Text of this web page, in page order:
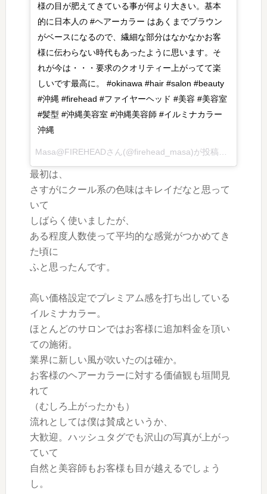
様の目が肥えてきている事が何より大きい。基本
的に日本人の #ヘアーカラー はあくまでブラウン
がベースになるので、繊細な部分はなかなかお客
様に伝わらない時代もあったように思います。そ
れが今は・・・要求のクオリティー上がってて楽
しいです最高に。 #okinawa #hair #salon #beauty
#沖縄 #firehead #ファイヤーヘッド #美容 #美容室
#髪型 #沖縄美容室 #沖縄美容師 #イルミナカラー
沖縄
最初は、
さすがにクール系の色味はキレイだなと思って
いて
しばらく使いましたが、
ある程度人数使って平均的な感覚がつかめてき
た頃に
ふと思ったんです。
高い価格設定でプレミアム感を打ち出している
イルミナカラー。
ほとんどのサロンではお客様に追加料金を頂い
ての施術。
業界に新しい風が吹いたのは確か。
お客様のヘアーカラーに対する価値観も垣間見
れて
（むしろ上がったかも）
流れとしては僕は賛成というか、
大歓迎。ハッシュタグでも沢山の写真が上がっ
ていて
自然と美容師もお客様も目が越えるでしょう
し。